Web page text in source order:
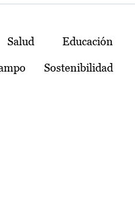
Salud Educación
Sostenibilidad